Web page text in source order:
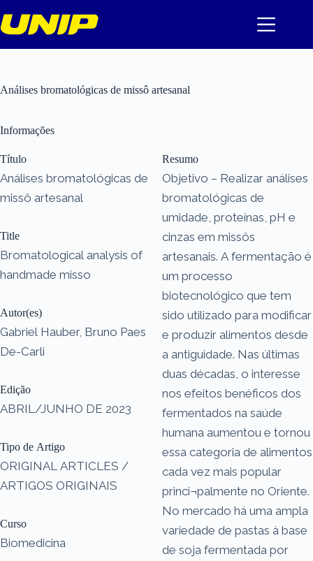
para
o
Análises bromatológicas de missô artesanal
Informações
Título
Análises bromatológicas de
missô artesanal
Title
Bromatological analysis of
handmade misso
Autor(es)
Gabriel Hauber, Bruno Paes
De-Carli
Edição
ABRIL/JUNHO DE 2023
Tipo de Artigo
ORIGINAL ARTICLES /
ARTIGOS ORIGINAIS
Curso
Biomedicina
Resumo
Objetivo – Realizar análises
bromatológicas de
umidade, proteínas, pH e
cinzas em missôs
artesanais. A fermentação é
um processo
biotecnológico que tem
sido utilizado para modificar
e produzir alimentos desde
a antiguidade. Nas últimas
duas décadas, o interesse
nos efeitos benéficos dos
fermentados na saúde
humana aumentou e tornou
essa categoria de alimentos
cada vez mais popular
princi¬palmente no Oriente.
No mercado há uma ampla
variedade de pastas à base
de soja fermentada por